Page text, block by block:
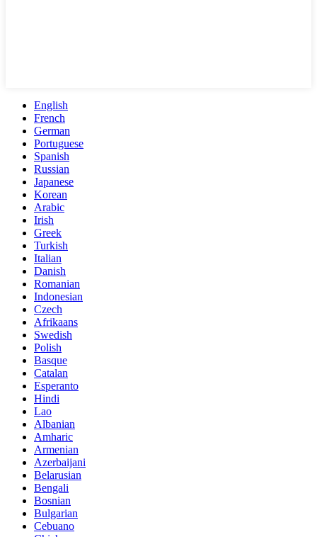
English
French
German
Portuguese
Spanish
Russian
Japanese
Korean
Arabic
Irish
Greek
Turkish
Italian
Danish
Romanian
Indonesian
Czech
Afrikaans
Swedish
Polish
Basque
Catalan
Esperanto
Hindi
Lao
Albanian
Amharic
Armenian
Azerbaijani
Belarusian
Bengali
Bosnian
Bulgarian
Cebuano